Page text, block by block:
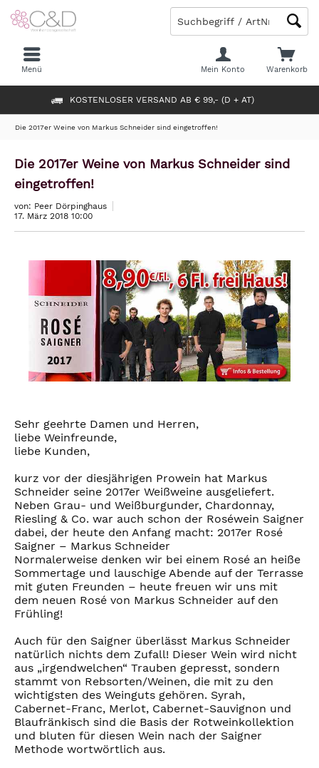
KOSTENLOSER VERSAND AB € 99,- (D + AT)
Warenkorb
Mein Konto
Menü
Die 2017er Weine von Markus Schneider sind eingetroffen!
Die 2017er Weine von Markus Schneider sind
eingetroffen!
von: Peer Dörpinghaus
17. März 2018 10:00
Sehr geehrte Damen und Herren,
liebe Weinfreunde,
liebe Kunden,
kurz vor der diesjährigen Prowein hat Markus
Schneider seine 2017er Weißweine ausgeliefert.
Neben Grau- und Weißburgunder, Chardonnay,
Riesling & Co. war auch schon der Roséwein Saigner
dabei, der heute den Anfang macht: 2017er Rosé
Saigner – Markus Schneider
Normalerweise denken wir bei einem Rosé an heiße
Sommertage und lauschige Abende auf der Terrasse
mit guten Freunden – heute freuen wir uns mit
dem neuen Rosé von Markus Schneider auf den
Frühling!
Auch für den Saigner überlässt Markus Schneider
natürlich nichts dem Zufall! Dieser Wein wird nicht
aus „irgendwelchen“ Trauben gepresst, sondern
stammt von Rebsorten/Weinen, die mit zu den
wichtigsten des Weinguts gehören. Syrah,
Cabernet-Franc, Merlot, Cabernet-Sauvignon und
Blaufränkisch sind die Basis der Rotweinkollektion
und bluten für diesen Wein nach der Saigner
Methode wortwörtlich aus.